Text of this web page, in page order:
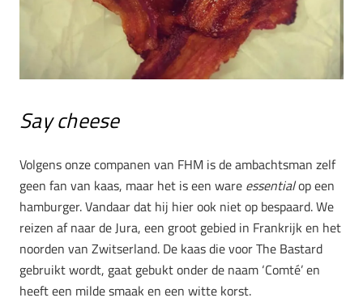
Say cheese
Volgens onze companen van FHM is de ambachtsman zelf
geen fan van kaas, maar het is een ware essentialop een
hamburger. Vandaar dat hij hier ook niet op bespaard. We
reizen af naar de Jura, een groot gebied in Frankrijk en het
noorden van Zwitserland. De kaas die voor The Bastard
gebruikt wordt, gaat gebukt onder de naam ‘Comté’ en
heeft een milde smaak en een witte korst.